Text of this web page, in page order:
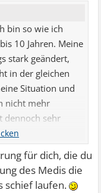
bin so wie ich
10 Jahren. Meine
stark geändert,
in der gleichen
Situation und
nicht mehr
dennoch sehr
für dich, die du
des Medis die
schief laufen.